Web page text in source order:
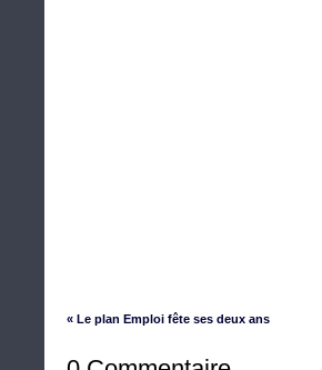
« Le plan Emploi fête ses deux ans